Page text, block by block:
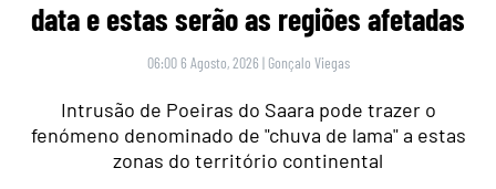
data e estas serão as regiões afetadas
06:00 6 Agosto, 2026 | Gonçalo Viegas
Intrusão de Poeiras do Saara pode trazer o
fenómeno denominado de "chuva de lama" a estas
zonas do território continental